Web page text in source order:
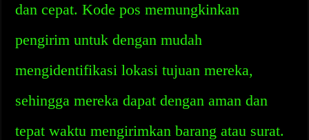
dan cepat. Kode pos memungkinkan
pengirim untuk dengan mudah
mengidentifikasi lokasi tujuan mereka,
sehingga mereka dapat dengan aman dan
tepat waktu mengirimkan barang atau surat.